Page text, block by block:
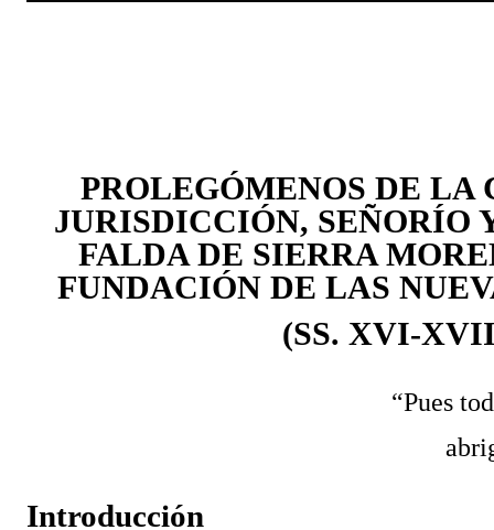
PROLEGÓMENOS DE
JURISDICCIÓN, SEÑORÍO
FALDA DE SIERRA
FUNDACIÓN DE LAS
(SS. XVI-
“Pues
Introducción